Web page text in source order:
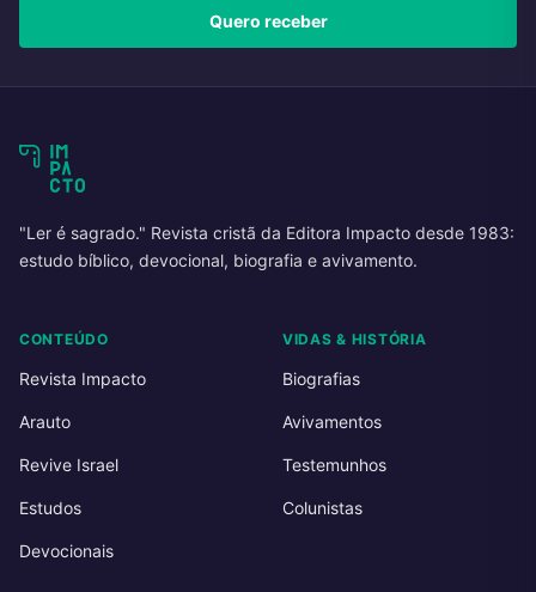
Quero receber
"Ler é sagrado." Revista cristã da Editora Impacto desde 1983:
estudo bíblico, devocional, biografia e avivamento.
CONTEÚDO
Revista Impacto
Arauto
Revive Israel
Estudos
Devocionais
VIDAS & HISTÓRIA
Biografias
Avivamentos
Testemunhos
Colunistas